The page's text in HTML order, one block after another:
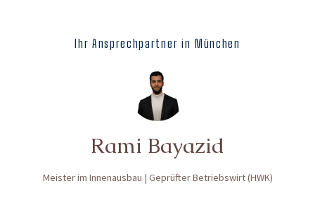
Ihr Ansprechpartner in München
Rami Bayazid
Meister im Innenausbau | Geprüfter Betriebswirt (HWK)